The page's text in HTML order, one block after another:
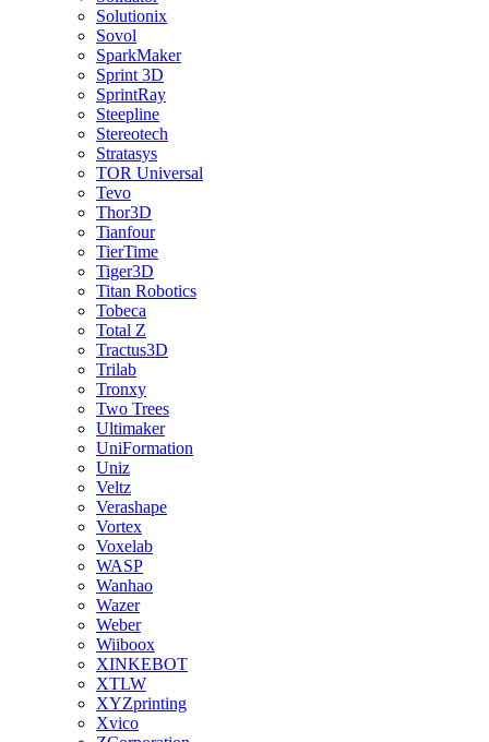
Solutionix
Sovol
SparkMaker
Sprint 3D
SprintRay
Steepline
Stereotech
Stratasys
TOR Universal
Tevo
Thor3D
Tianfour
TierTime
Tiger3D
Titan Robotics
Tobeca
Total Z
Tractus3D
Trilab
Tronxy
Two Trees
Ultimaker
UniFormation
Uniz
Veltz
Verashape
Vortex
Voxelab
WASP
Wanhao
Wazer
Weber
Wiiboox
XINKEBOT
XTLW
XYZprinting
Xvico